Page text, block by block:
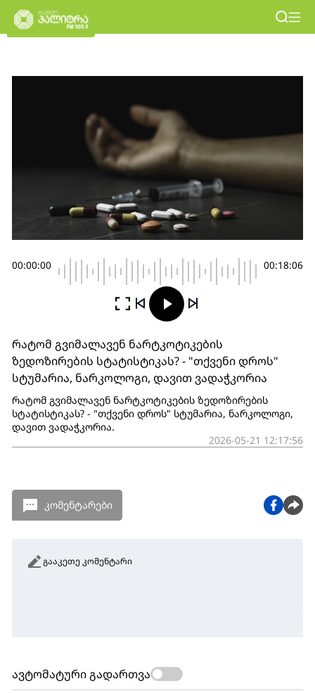
00:00:00 00:18:06
რატომ გვიმალავენ ნარტკოტიკების
ზედოზირების სტატისტიკას? - "თქვენი დროს"
სტუმარია, ნარკოლოგი, დავით ვადაჭკორია
რატომ გვიმალავენ ნარტკოტიკების ზედოზირების
სტატისტიკას? - "თქვენი დროს" სტუმარია, ნარკოლოგი,
დავით ვადაჭკორია.
2026-05-21 12:17:56
კომენტარები
გააკეთე კომენტარი
ავტომატური გადართვა